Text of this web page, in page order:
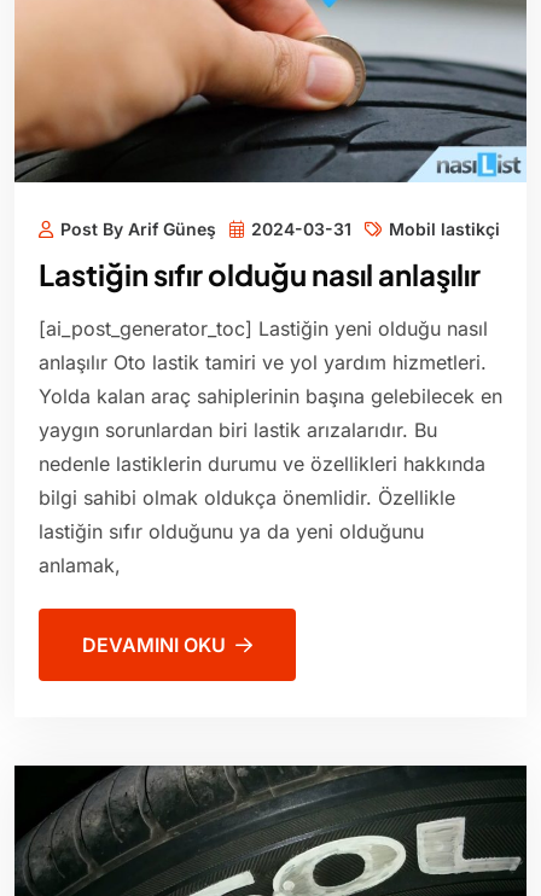
Post By Arif Güneş 2024-03-31 Mobil lastikçi
Lastiğin sıfır olduğu nasıl anlaşılır
[ai_post_generator_toc] Lastiğin yeni olduğu nasıl
anlaşılır Oto lastik tamiri ve yol yardım hizmetleri.
Yolda kalan araç sahiplerinin başına gelebilecek en
yaygın sorunlardan biri lastik arızalarıdır. Bu
nedenle lastiklerin durumu ve özellikleri hakkında
bilgi sahibi olmak oldukça önemlidir. Özellikle
lastiğin sıfır olduğunu ya da yeni olduğunu
anlamak,
DEVAMINI OKU